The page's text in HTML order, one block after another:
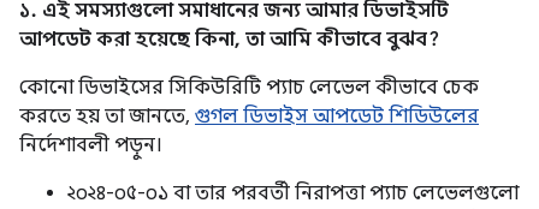
১. এই সমস্যাগুলো সমাধানের জন্য আমার ডিভাইসটি
আপডেট করা হয়েছে কিনা, তা আমি কীভাবে বুঝব?
কোনো ডিভাইসের সিকিউরিটি প্যাচ লেভেল কীভাবে চেক
করতে হয় তা জানতে, গুগল ডিভাইস আপডেট শিডিউলের
নির্দেশাবলী পড়ুন।
২০২৪-০৫-০১ বা তার পরবর্তী নিরাপত্তা প্যাচ লেভেলগুলো